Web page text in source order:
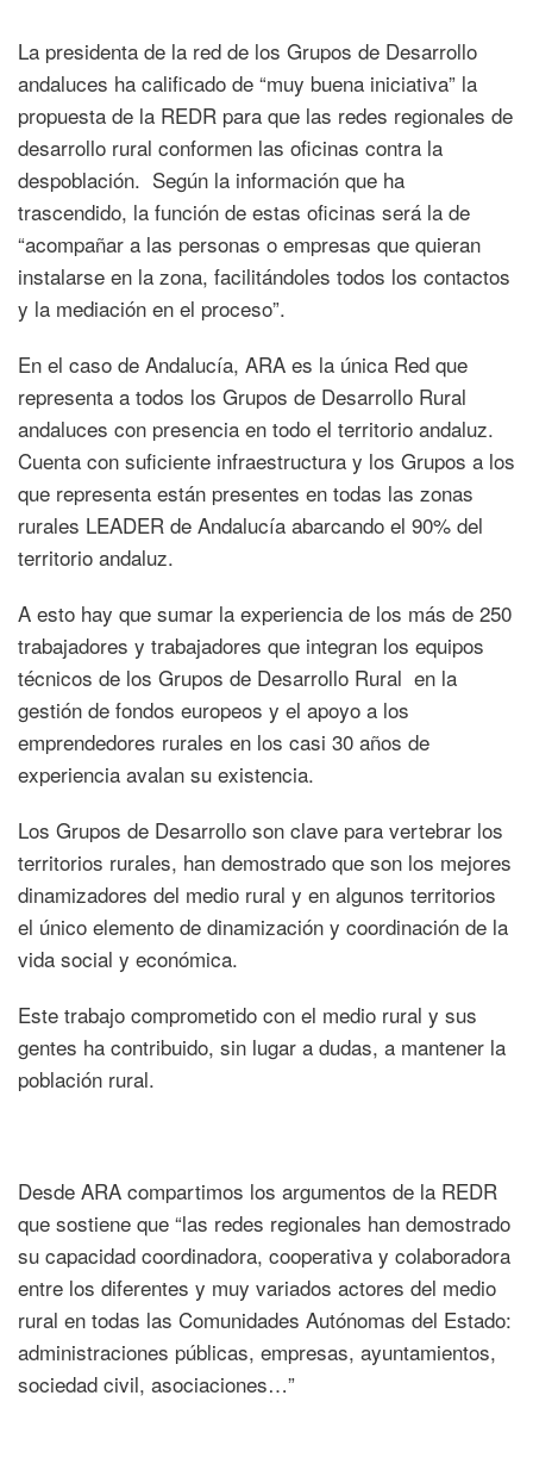
La presidenta de la red de los Grupos de Desarrollo
andaluces ha calificado de “muy buena iniciativa” la
propuesta de la REDR para que las redes regionales de
desarrollo rural conformen las oficinas contra la
despoblación. Según la información que ha
trascendido, la función de estas oficinas será la de
“acompañar a las personas o empresas que quieran
instalarse en la zona, facilitándoles todos los contactos
y la mediación en el proceso”.
En el caso de Andalucía, ARA es la única Red que
representa a todos los Grupos de Desarrollo Rural
andaluces con presencia en todo el territorio andaluz.
Cuenta con suficiente infraestructura y los Grupos a los
que representa están presentes en todas las zonas
rurales LEADER de Andalucía abarcando el 90% del
territorio andaluz.
A esto hay que sumar la experiencia de los más de 250
trabajadores y trabajadores que integran los equipos
técnicos de los Grupos de Desarrollo Rural en la
gestión de fondos europeos y el apoyo a los
emprendedores rurales en los casi 30 años de
experiencia avalan su existencia.
Los Grupos de Desarrollo son clave para vertebrar los
territorios rurales, han demostrado que son los mejores
dinamizadores del medio rural y en algunos territorios
el único elemento de dinamización y coordinación de la
vida social y económica.
Este trabajo comprometido con el medio rural y sus
gentes ha contribuido, sin lugar a dudas, a mantener la
población rural.
Desde ARA compartimos los argumentos de la REDR
que sostiene que “las redes regionales han demostrado
su capacidad coordinadora, cooperativa y colaboradora
entre los diferentes y muy variados actores del medio
rural en todas las Comunidades Autónomas del Estado:
administraciones públicas, empresas, ayuntamientos,
sociedad civil, asociaciones…”